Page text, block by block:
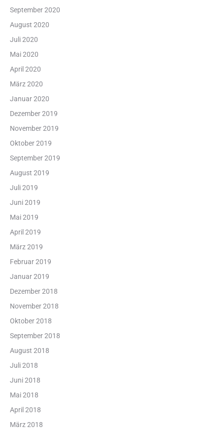
September 2020
August 2020
Juli 2020
Mai 2020
April 2020
März 2020
Januar 2020
Dezember 2019
November 2019
Oktober 2019
September 2019
August 2019
Juli 2019
Juni 2019
Mai 2019
April 2019
März 2019
Februar 2019
Januar 2019
Dezember 2018
November 2018
Oktober 2018
September 2018
August 2018
Juli 2018
Juni 2018
Mai 2018
April 2018
März 2018